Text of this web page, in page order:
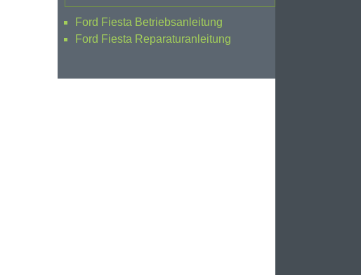
Ford Fiesta Betriebsanleitung
Ford Fiesta Reparaturanleitung